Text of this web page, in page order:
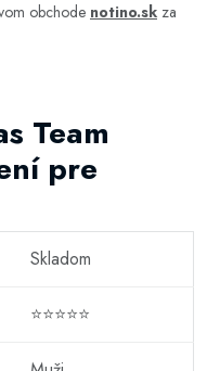
obchode notino.sk za
Team
pre
Skladom
⭐⭐⭐⭐⭐